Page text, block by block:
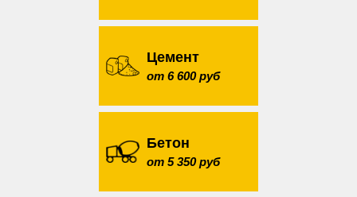
Цемент
от 6 600 руб
Бетон
от 5 350 руб